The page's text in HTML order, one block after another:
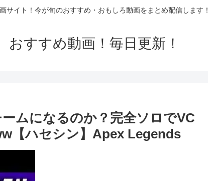
サイト！今が旬のおすすめ・おもしろ動画をまとめ配信します！
おすすめ動画！毎日更新！
ムになるのか？完全ソロでVC
【ハセシン】Apex Legends